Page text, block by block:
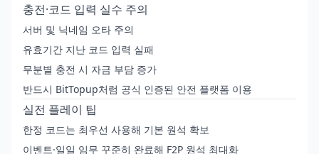
충전·코드 입력 실수 주의
서버 및 닉네임 오타 주의
유효기간 지난 코드 입력 실패
무분별 충전 시 자금 부담 증가
반드시 BitTopup처럼 공식 인증된 안전 플랫폼 이용
실전 플레이 팁
한정 코드는 최우선 사용해 기본 원석 확보
이벤트·일일 임무 꾸준히 완료해 F2P 원석 최대화